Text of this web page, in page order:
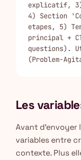
explicatif, 3)
4) Section
etapes, 5)
principal +
questions).
(Problem-
Les
Avant d'envoyer
variables entre
contexte. Plus